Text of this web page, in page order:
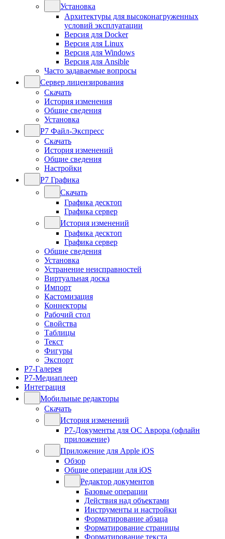
Установка
Архитектуры для высоконагруженных
условий эксплуатации
Версия для Docker
Версия для Linux
Версия для Windows
Версия для Ansible
Часто задаваемые вопросы
Сервер лицензирования
Скачать
История изменения
Общие сведения
Установка
Р7 Файл-Экспресс
Скачать
История изменений
Общие сведения
Настройки
Р7 Графика
Скачать
Графика десктоп
Графика сервер
История изменений
Графика десктоп
Графика сервер
Общие сведения
Установка
Устранение неисправностей
Виртуальная доска
Импорт
Кастомизация
Коннекторы
Рабочий стол
Свойства
Таблицы
Текст
Фигуры
Экспорт
Р7-Галерея
Р7-Медиаплеер
Интеграция
Мобильные редакторы
Скачать
История изменений
Р7-Документы для ОС Аврора (офлайн
приложение)
Приложение для Apple iOS
Обзор
Общие операции для iOS
Редактор документов
Базовые операции
Действия над объектами
Инструменты и настройки
Форматирование абзаца
Форматирование страницы
Форматирование текста